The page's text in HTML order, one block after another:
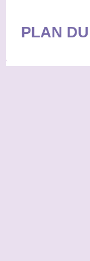
PLAN